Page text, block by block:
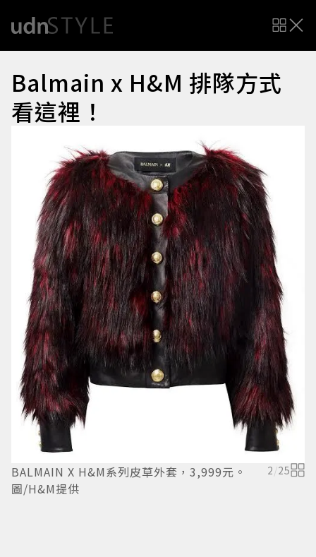
Balmain x H&M 排隊方式
看這裡！
BALMAIN X H&M系列皮草外套，3,999元。
圖/H&M提供
2/25